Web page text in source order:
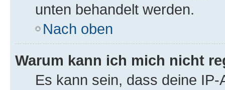
unten behandelt werden.
Nach oben
Warum kann ich mich nicht
Es kann sein, dass deine